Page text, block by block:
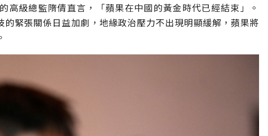
高級總監隋倩直言，「蘋果在中國的黃金時代已經結束」。
的緊張關係日益加劇，地緣政治壓力不出現明顯緩解，蘋果將